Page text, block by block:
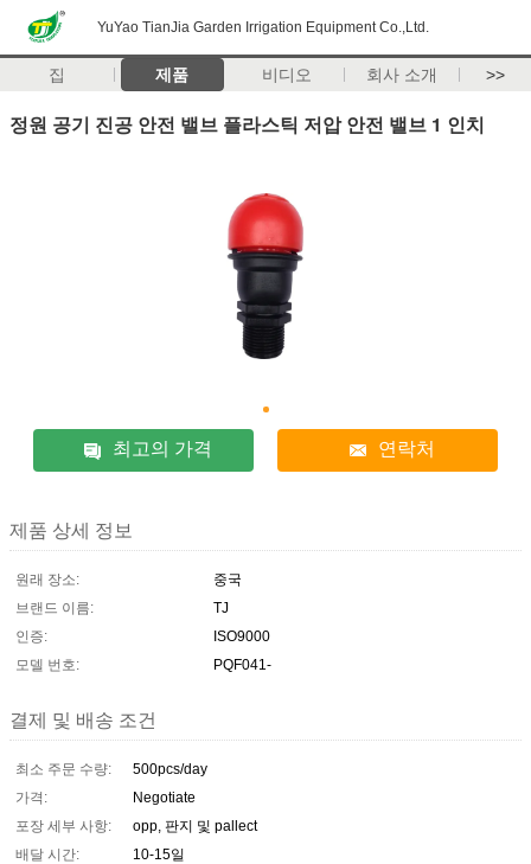
YuYao TianJia Garden Irrigation Equipment Co.,Ltd.
집 제품 비디오 회사 소개 >>
정원 공기 진공 안전 밸브 플라스틱 저압 안전 밸브 1 인치
최고의 가격 연락처
제품 상세 정보
원래 장소:
중국
브랜드 이름:
TJ
인증:
ISO9000
모델 번호:
PQF041-
결제 및 배송 조건
최소 주문 수량:
500pcs/day
가격:
Negotiate
포장 세부 사항:
opp, 판지 및 pallect
배달 시간:
10-15일